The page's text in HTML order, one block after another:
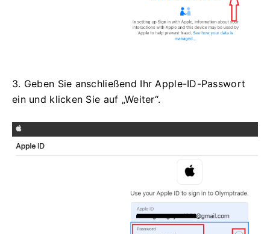
3. Geben Sie anschließend Ihr Apple-ID-Passwort
ein und klicken Sie auf „Weiter“.